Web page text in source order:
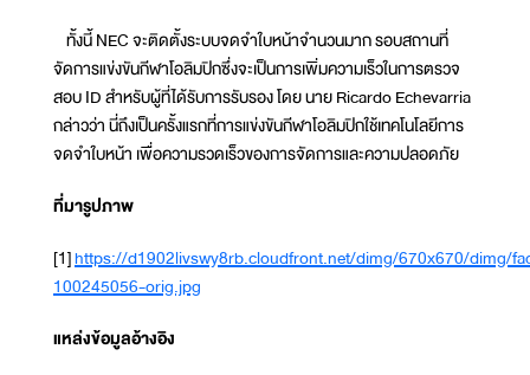
ทั้งนี้ NEC จะติดตั้งระบบจดจำใบหน้าจำนวนมาก รอบสถานที่
จัดการแข่งขันกีฬาโอลิมปิกซึ่งจะเป็นการเพิ่มความเร็วในการตรวจ
สอบ ID สำหรับผู้ที่ได้รับการรับรอง โดย นาย Ricardo Echevarria
กล่าวว่า นี่ถึงเป็นครั้งแรกที่การแข่งขันกีฬาโอลิมปิกใช้เทคโนโลยีการ
จดจำใบหน้า เพื่อความรวดเร็วของการจัดการและความปลอดภัย
ที่มารูปภาพ
[1]https://d1902livswy8rb.cloudfront.net/dimg/670x670/dimg/
100245056-orig.jpg
แหล่งข้อมูลอ้างอิง